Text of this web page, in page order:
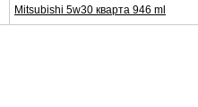
Mitsubishi 5w30 кварта 946 ml